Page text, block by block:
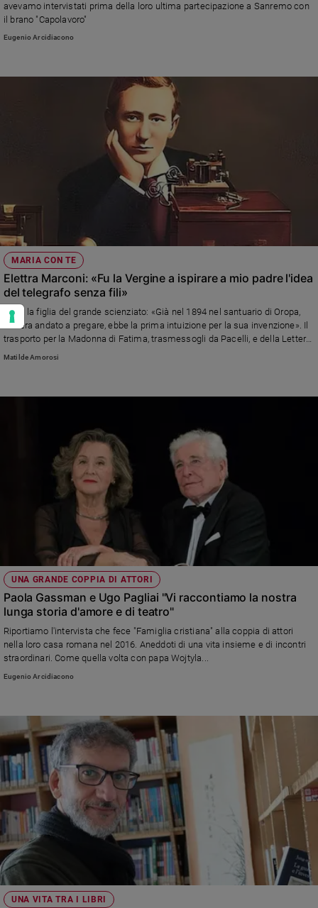
avevamo intervistati prima della loro ultima partecipazione a Sanremo con
il brano "Capolavoro"
Eugenio Arcidiacono
MARIA CON TE
Elettra Marconi: «Fu la Vergine a ispirare a mio padre l'idea
del telegrafo senza fili»
Parla la figlia del grande scienziato: «Già nel 1894 nel santuario di Oropa,
dov'era andato a pregare, ebbe la prima intuizione per la sua invenzione». Il
trasporto per la Madonna di Fatima, trasmessogli da Pacelli, e della Lettera
di Messina, della cui effige curò l'illuminazione
Matilde Amorosi
UNA GRANDE COPPIA DI ATTORI
Paola Gassman e Ugo Pagliai "Vi raccontiamo la nostra
lunga storia d'amore e di teatro"
Riportiamo l'intervista che fece "Famiglia cristiana" alla coppia di attori
nella loro casa romana nel 2016. Aneddoti di una vita insieme e di incontri
straordinari. Come quella volta con papa Wojtyla...
Eugenio Arcidiacono
UNA VITA TRA I LIBRI